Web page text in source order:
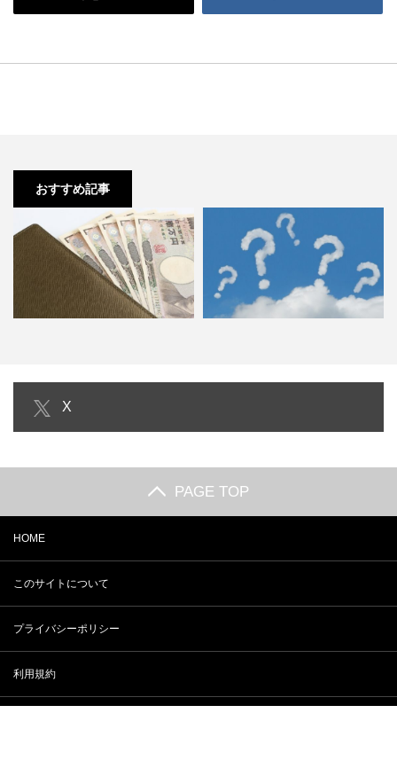
おすすめ記事
使い道！2016年は貯蓄が…
X
PAGE TOP
HOME
このサイトについて
プライバシーポリシー
利用規約